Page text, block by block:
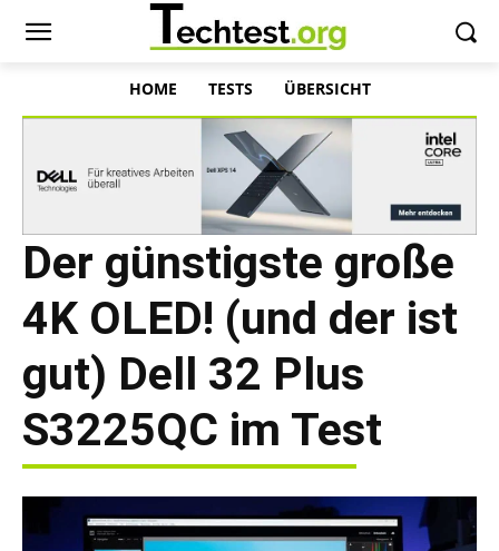
HOME TESTS ÜBERSICHT
Der günstigste große
4K OLED! (und der ist
gut) Dell 32 Plus
S3225QC im Test